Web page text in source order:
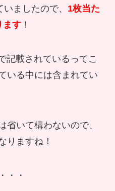
ましたので、 1枚当た
ます！
記載されているってこ
いる中には含まれてい
省いて構わないので、
りますね！
・・